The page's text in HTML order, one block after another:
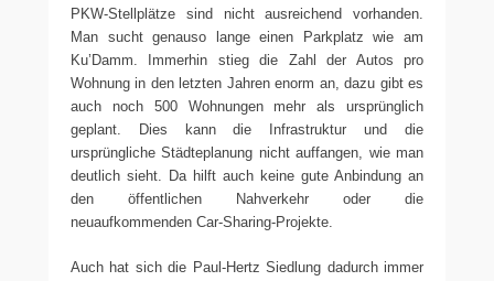
PKW-Stellplätze sind nicht ausreichend vorhanden.
Man sucht genauso lange einen Parkplatz wie am
Ku’Damm. Immerhin stieg die Zahl der Autos pro
Wohnung in den letzten Jahren enorm an, dazu gibt es
auch noch 500 Wohnungen mehr als ursprünglich
geplant. Dies kann die Infrastruktur und die
ursprüngliche Städteplanung nicht auffangen, wie man
deutlich sieht. Da hilft auch keine gute Anbindung an
den öffentlichen Nahverkehr oder die
neuaufkommenden Car-Sharing-Projekte.
Auch hat sich die Paul-Hertz Siedlung dadurch immer